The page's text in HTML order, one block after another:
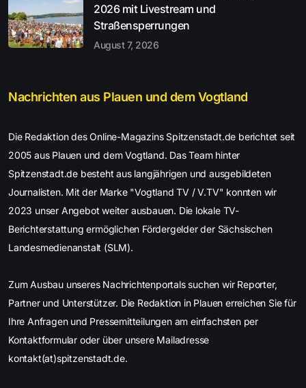
2026 mit Livestream und
Straßensperrungen
August 7, 2026
Nachrichten aus Plauen und dem Vogtland
Die Redaktion des Online-Magazins Spitzenstadt.de berichtet seit
2005 aus Plauen und dem Vogtland. Das Team hinter
Spitzenstadt.de besteht aus langjährigen und ausgebildeten
Journalisten. Mit der Marke "Vogtland TV / V.TV" konnten wir
2023 unser Angebot weiter ausbauen. Die lokale TV-
Berichterstattung ermöglichen Fördergelder der Sächsischen
Landesmedienanstalt (SLM).
Zum Ausbau unseres Nachrichtenportals suchen wir Reporter,
Partner und Unterstützer. Die Redaktion in Plauen erreichen Sie für
Ihre Anfragen und Pressemitteilungen am einfachsten per
Kontaktformular oder über unsere Mailadresse
kontakt(at)spitzenstadt.de.